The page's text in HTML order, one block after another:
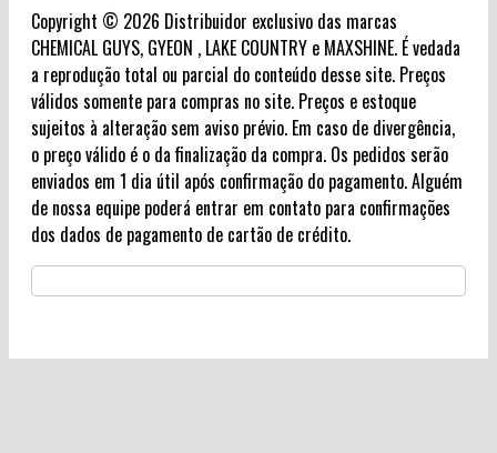
Copyright © 2026 Distribuidor exclusivo das marcas
CHEMICAL GUYS, GYEON , LAKE COUNTRY e MAXSHINE. É vedada
a reprodução total ou parcial do conteúdo desse site. Preços
válidos somente para compras no site. Preços e estoque
sujeitos à alteração sem aviso prévio. Em caso de divergência,
o preço válido é o da finalização da compra. Os pedidos serão
enviados em 1 dia útil após confirmação do pagamento. Alguém
de nossa equipe poderá entrar em contato para confirmações
dos dados de pagamento de cartão de crédito.